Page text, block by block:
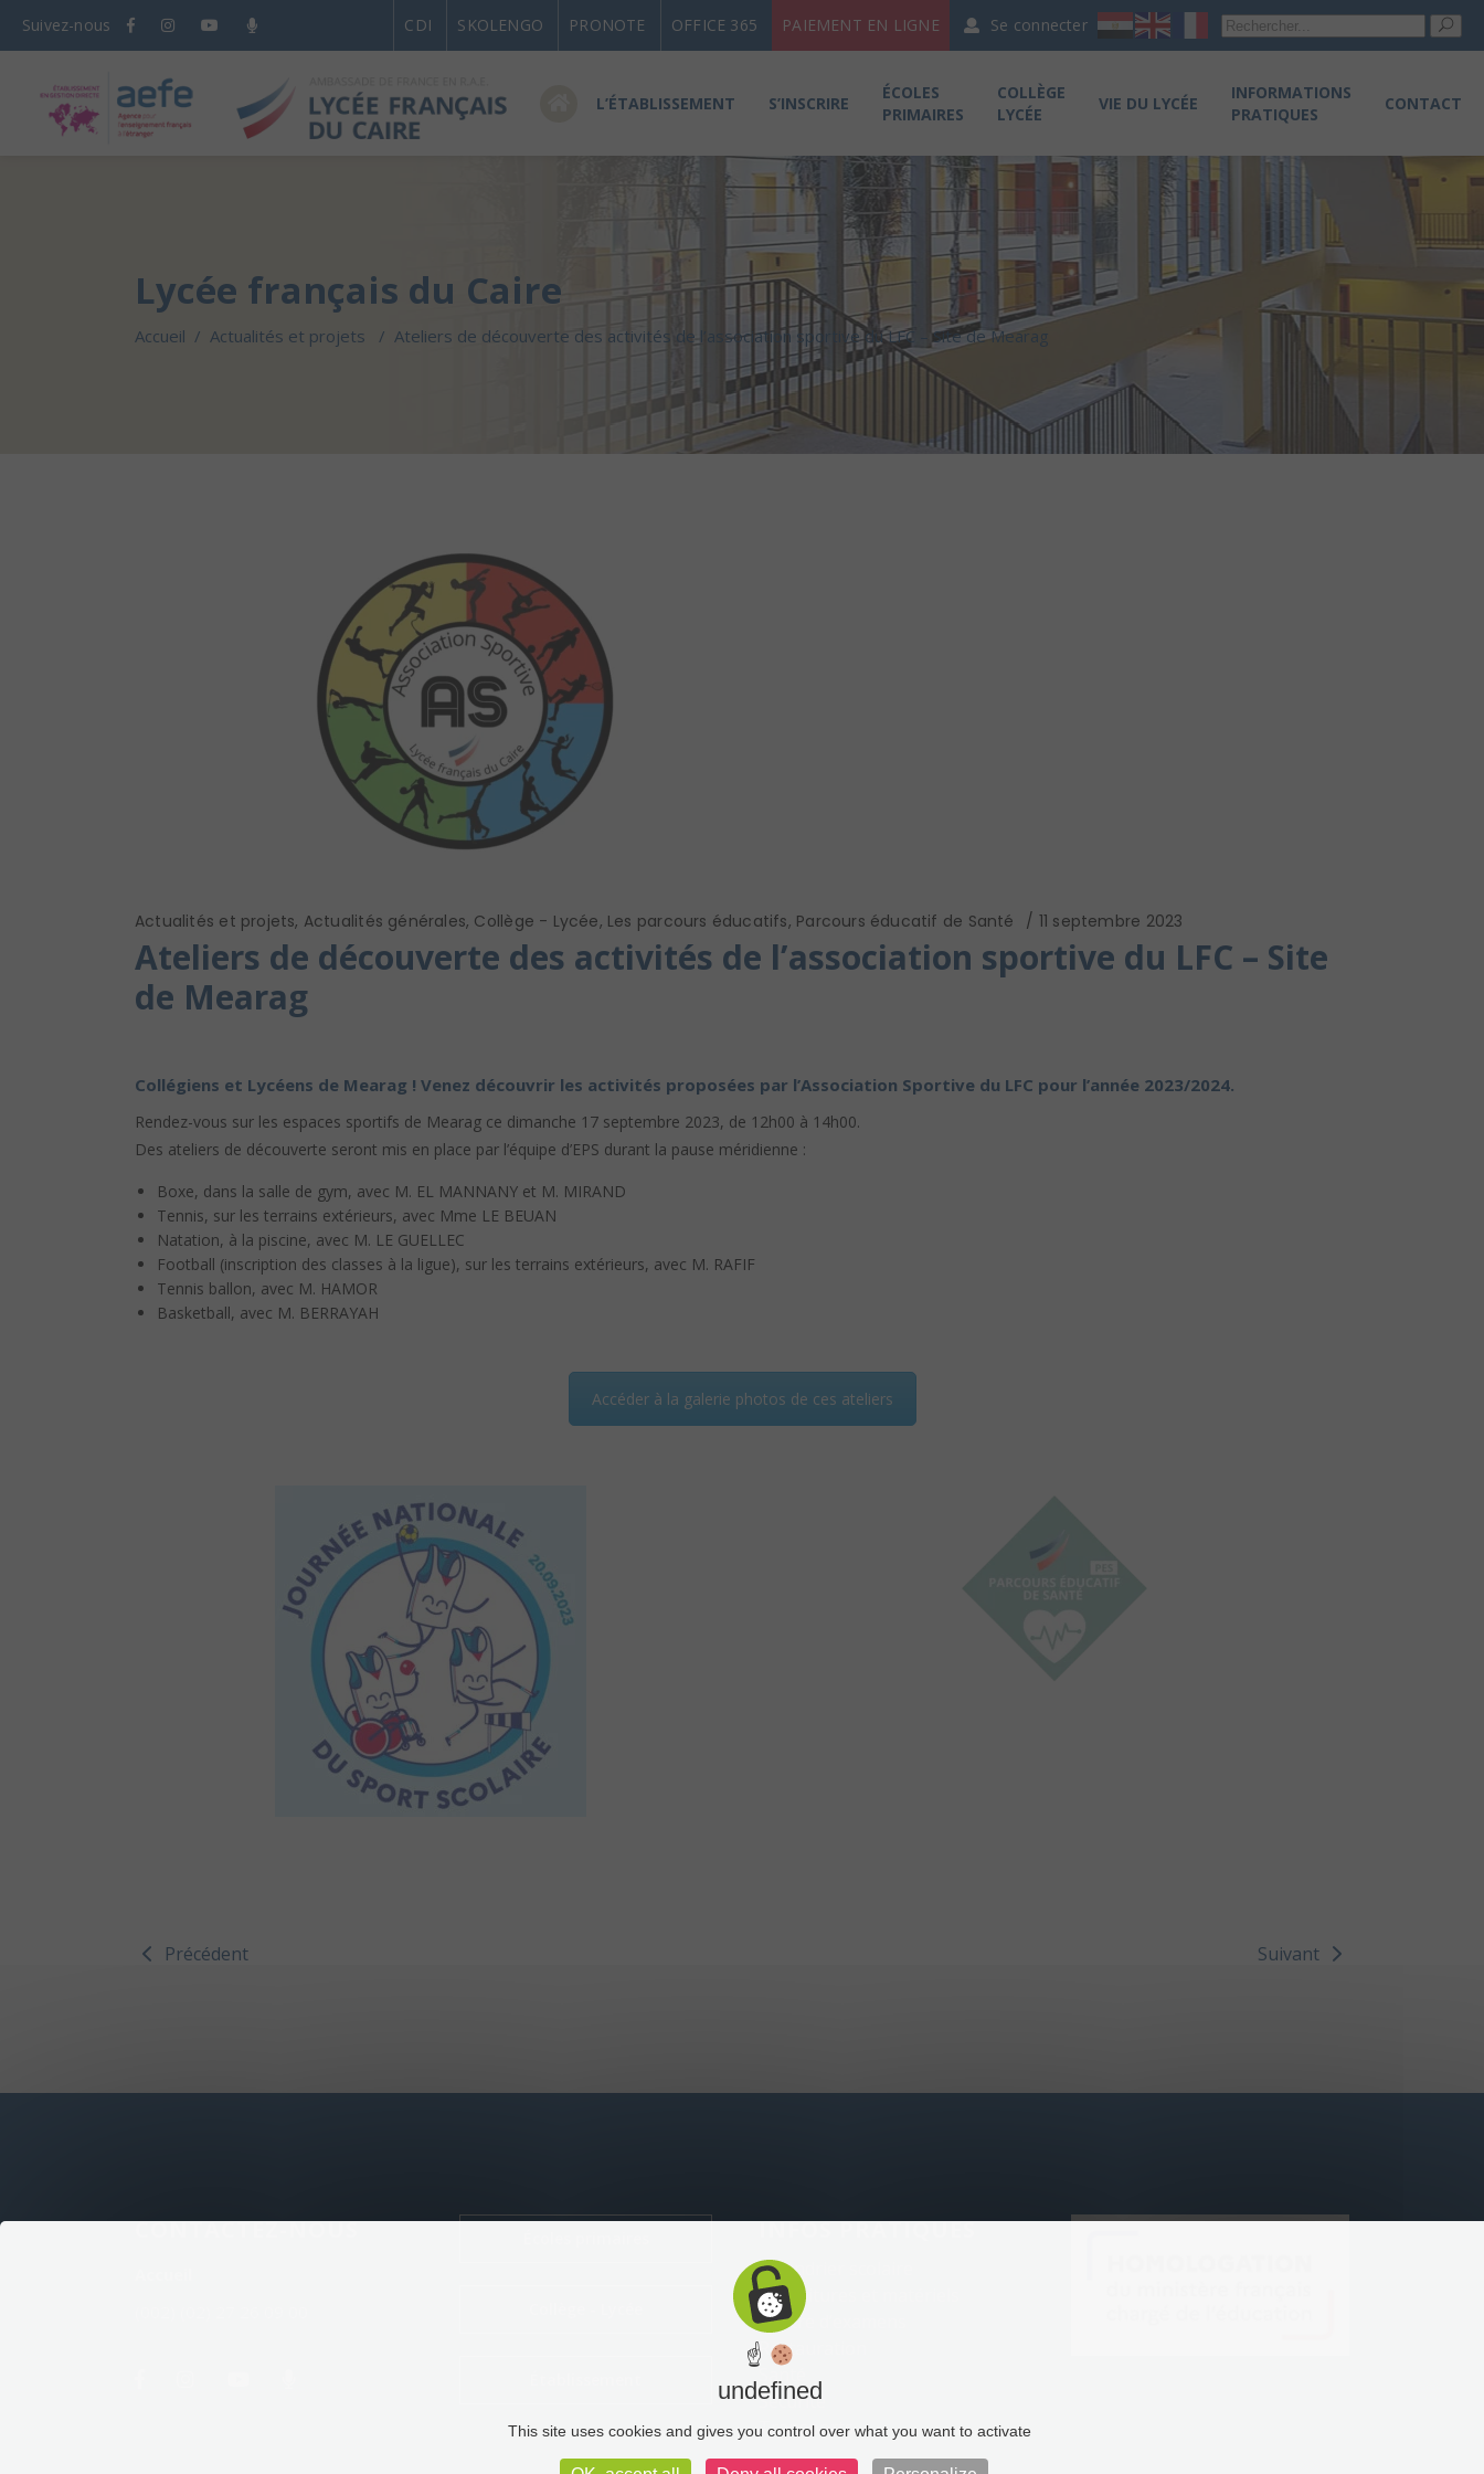
Suivez-nous CDI SKOLENGO PRONOTE OFFICE 365 PAIEMENT EN LIGNE Se connecter
L’ÉTABLISSEMENT S’INSCRIRE
ÉCOLES
PRIMAIRES
COLLÈGE
LYCÉE
VIE DU LYCÉE
INFORMATIONS
PRATIQUES
CONTACT
Lycée français du Caire
Accueil / Actualités et projets / Ateliers de découverte des activités de l’association sportive du LFC – Site de Mearag
Actualités et projets, Actualités générales, Collège - Lycée, Les parcours éducatifs, Parcours éducatif de Santé 11 septembre 2023
Ateliers de découverte des activités de l’association sportive du LFC – Site
de Mearag
Collégiens et Lycéens de Mearag ! Venez découvrir les activités proposées par l’Association Sportive du LFC pour l’année 2023/2024.
Rendez-vous sur les espaces sportifs de Mearag ce dimanche 17 septembre 2023, de 12h00 à 14h00.
Des ateliers de découverte seront mis en place par l’équipe d’EPS durant la pause méridienne :
Boxe, dans la salle de gym, avec M. EL MANNANY et M. MIRAND
Tennis, sur les terrains extérieurs, avec Mme LE BEUAN
Natation, à la piscine, avec M. LE GUELLEC
Football (inscription des classes à la ligue), sur les terrains extérieurs, avec M. RAFIF
Tennis ballon, avec M. HAMOR
Basketball, avec M. BERRAYAH
Accéder à la galerie photos de ces ateliers
Précédent Suivant
CONTACTEZ-NOUS INFOS PRATIQUES
Calendrier scolaire
Fournitures et matériels
Centre d’examens
Restauration
Sécurité
Transports
☝
undefined
This site uses cookies and gives you control over what you want to activate